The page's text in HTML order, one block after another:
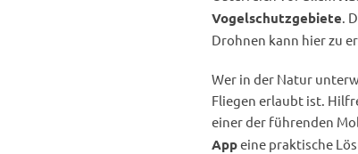
Vogelschutzgebiete.
Drohnen kann hier zu
Wer in der Natur
Fliegen erlaubt ist.
einer der führenden
Appeine praktische